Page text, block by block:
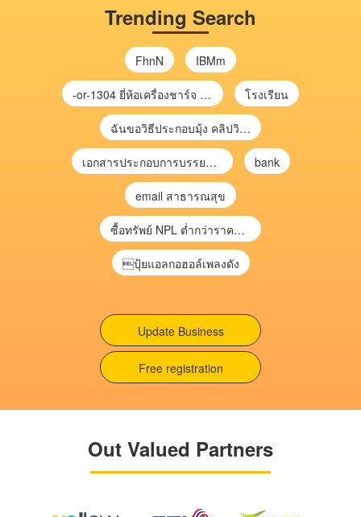
Trending Search
FhnN IBMm
-or-1304 ยี่ห้อเครื่องชาร์จ chargecore โรงเรียน
ฉันขอวิธีประกอบมุ้ง คลิปวิดีโอ การประกอบมุ้ง
เอกสารประกอบการบรรยาย การประเมินความเสี่ยงเพื่อวางแผนการตรวจสอบ \ bank
email สาธารณสุข
ซื้อทรัพย์ NPL ต่ำกว่าราคาตลาด 30-70% แบบไม่ต้องไปประมูล”
ปุ้ยแอลกอฮอล์เพลงดัง
Update Business
Free registration
Out Valued Partners